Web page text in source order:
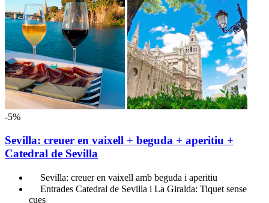
-5%
Sevilla: creuer en vaixell + beguda + aperitiu +
Catedral de Sevilla
Sevilla: creuer en vaixell amb beguda i aperitiu
Entrades Catedral de Sevilla i La Giralda: Tiquet sense
cues